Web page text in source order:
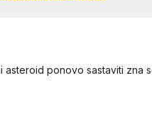
asteroid ponovo sastaviti zna